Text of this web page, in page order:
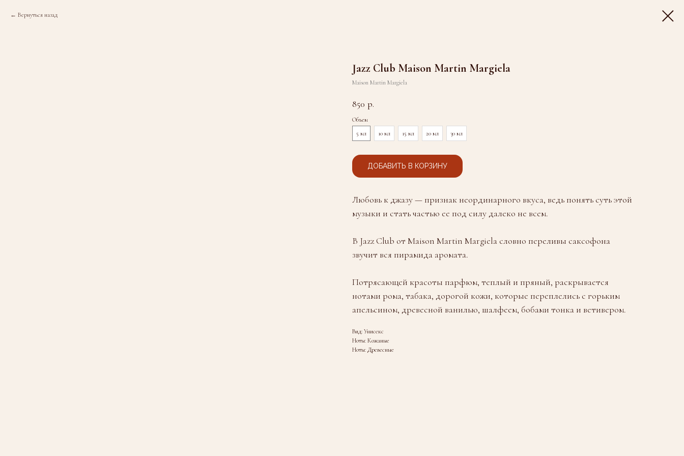
Вернуться назад
Jazz Club Maison Martin Margiela
Maison Martin Margiela
850 р.
Объем
5 мл
10 мл 15 мл 20 мл 30 мл
ДОБАВИТЬ В КОРЗИНУ
Любовь к джазу — признак неординарного вкуса, ведь понять суть этой
музыки и стать частью ее под силу далеко не всем.
В Jazz Club от Maison Martin Margiela словно переливы саксофона
звучит вся пирамида аромата.
Потрясающей красоты парфюм, теплый и пряный, раскрывается
нотами рома, табака, дорогой кожи, которые переплелись с горьким
апельсином, древесной ванилью, шалфеем, бобами тонка и ветивером.
Вид: Унисекс
Ноты: Кожаные
Ноты: Древесные